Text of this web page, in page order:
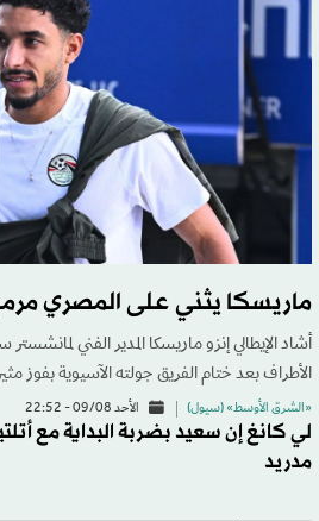
ماريسكا يثني على المصري
أشاد الإيطالي إنزو ماريسكا المدير الفني لمانشستر
الأطراف بعد ختام الفريق جولته الآسيوية بفوز مثير 3 /1 على أتلتيكو
«الشرق الأوسط» (سيول) الأحد 09/08 - 22:52
لي كانغ إن سعيد بضربة البداية مع
مدريد